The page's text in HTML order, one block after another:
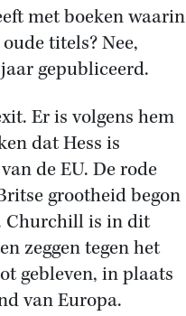
met boeken waarin
titels? Nee,
gepubliceerd.
Er is volgens hem
dat Hess is
de EU. De rode
grootheid begon
Churchill is in dit
zeggen tegen het
gebleven, in plaats
van Europa.